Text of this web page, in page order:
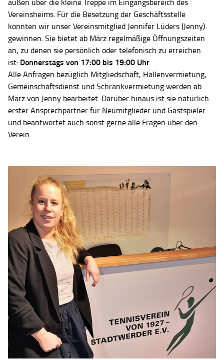
außen über die kleine Treppe im Eingangsbereich des
Vereinsheims. Für die Besetzung der Geschäftsstelle
konnten wir unser Vereinsmitglied Jennifer Lüders (Jenny)
gewinnen. Sie bietet ab März regelmäßige Öffnungszeiten
an, zu denen sie persönlich oder telefonisch zu erreichen
ist: Donnerstags von 17:00 bis 19:00 Uhr
Alle Anfragen bezüglich Mitgliedschaft, Hallenvermietung,
Gemeinschaftsdienst und Schrankvermietung werden ab
März von Jenny bearbeitet. Darüber hinaus ist sie natürlich
erster Ansprechpartner für Neumitglieder und Gastspieler
und beantwortet auch sonst gerne alle Fragen über den
Verein.